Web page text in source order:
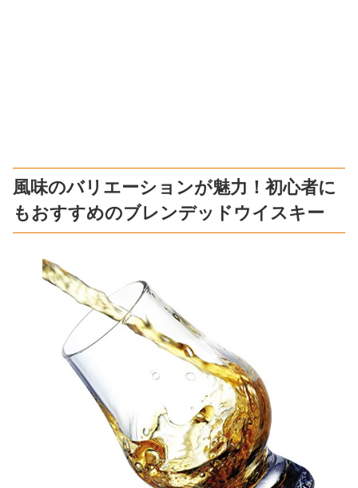
風味のバリエーションが魅力！初心者に
もおすすめのブレンデッドウイスキー